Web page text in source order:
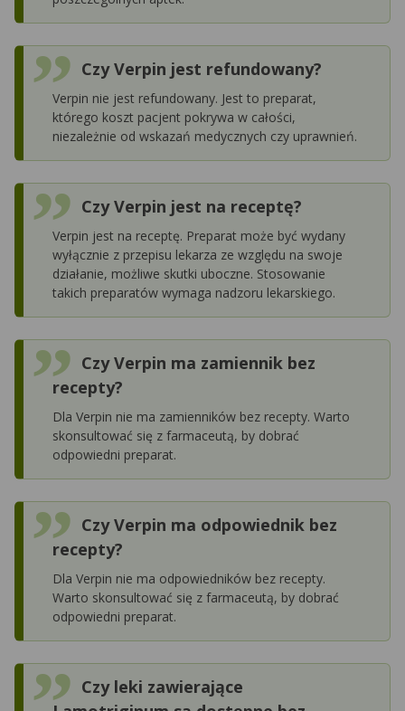
Czy Verpin jest refundowany?
Verpin nie jest refundowany. Jest to preparat,
którego koszt pacjent pokrywa w całości,
niezależnie od wskazań medycznych czy uprawnień.
Czy Verpin jest na receptę?
Verpin jest na receptę. Preparat może być wydany
wyłącznie z przepisu lekarza ze względu na swoje
działanie, możliwe skutki uboczne. Stosowanie
takich preparatów wymaga nadzoru lekarskiego.
Czy Verpin ma zamiennik bez
recepty?
Dla Verpin nie ma zamienników bez recepty. Warto
skonsultować się z farmaceutą, by dobrać
odpowiedni preparat.
Czy Verpin ma odpowiednik bez
recepty?
Dla Verpin nie ma odpowiedników bez recepty.
Warto skonsultować się z farmaceutą, by dobrać
odpowiedni preparat.
Czy leki zawierające